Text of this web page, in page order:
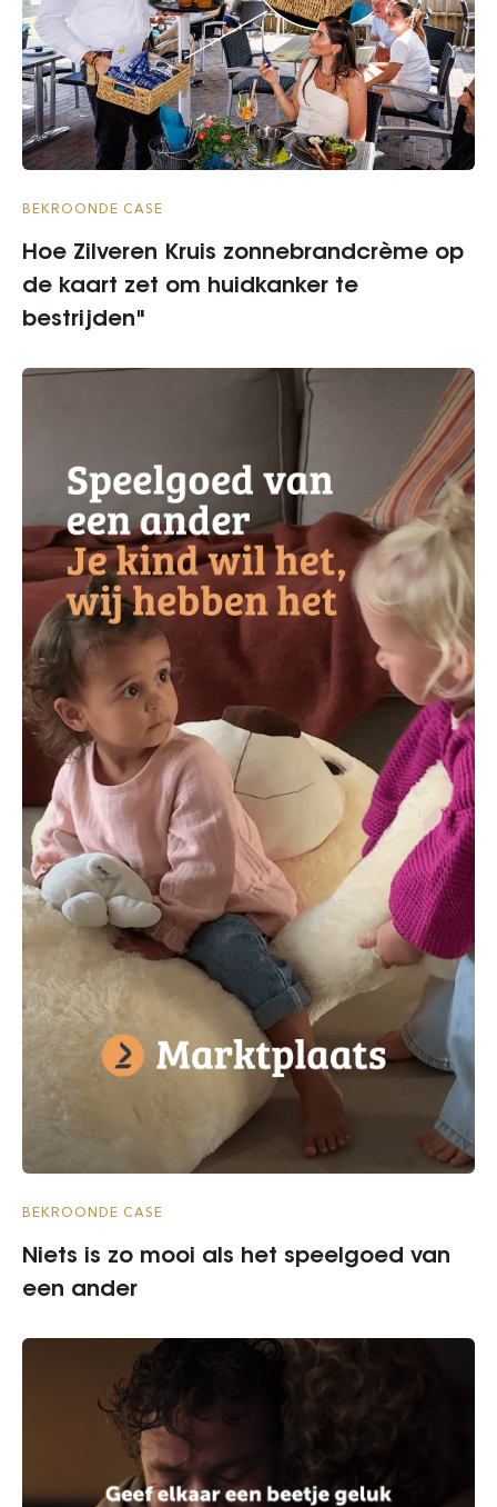
BEKROONDE CASE
Hoe Zilveren Kruis zonnebrandcrème op
de kaart zet om huidkanker te
bestrijden"
BEKROONDE CASE
Niets is zo mooi als het speelgoed van
een ander